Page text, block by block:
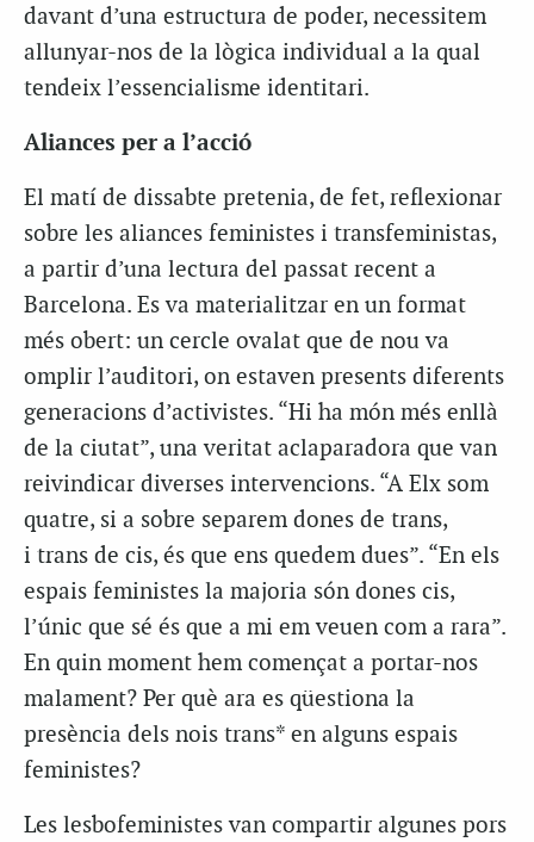
davant d’una estructura de poder, necessitem
allunyar-nos de la lògica individual a la qual
tendeix l’essencialisme identitari.
Aliances per a l’acció
El matí de dissabte pretenia, de fet, reflexionar
sobre les aliances feministes i transfeministas,
a partir d’una lectura del passat recent a
Barcelona. Es va materialitzar en un format
més obert: un cercle ovalat que de nou va
omplir l’auditori, on estaven presents diferents
generacions d’activistes. “Hi ha món més enllà
de la ciutat”, una veritat aclaparadora que van
reivindicar diverses intervencions. “A Elx som
quatre, si a sobre separem dones de trans,
i trans de cis, és que ens quedem dues”. “En els
espais feministes la majoria són dones cis,
l’únic que sé és que a mi em veuen com a rara”.
En quin moment hem començat a portar-nos
malament? Per què ara es qüestiona la
presència dels nois trans* en alguns espais
feministes?
Les lesbofeministes van compartir algunes pors